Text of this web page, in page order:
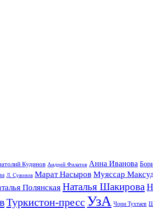
Кудинов Андрей Филатов Анна Иванова
Л. Сувонов Марат Насыров Муяссар
Полянская Наталья Шакирова
Туркистон-пресс УзА Чори Тухтаев